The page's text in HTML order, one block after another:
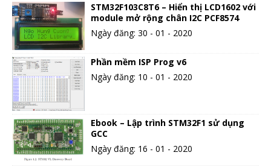
STM32F103C8T6 – Hiển thị LCD1602 với
module mở rộng chân I2C PCF8574
Ngày đăng: 30 - 01 - 2020
Phần mềm ISP Prog v6
Ngày đăng: 10 - 01 - 2020
Ebook – Lập trình STM32F1 sử dụng
GCC
Ngày đăng: 16 - 01 - 2020